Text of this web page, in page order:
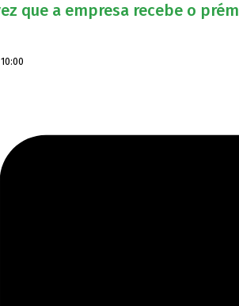
que a empresa recebe o